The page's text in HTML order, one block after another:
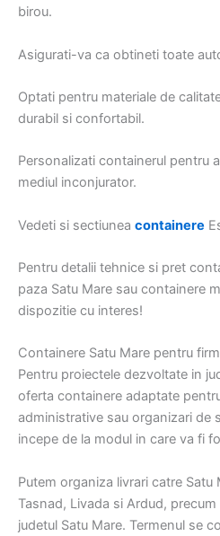
birou.
Asigurati-va ca obtineti toate
Optati pentru materiale de
durabil si confortabil.
Personalizati containerul pentru
mediul inconjurator.
Vedeti si sectiunea containere
Pentru detalii tehnice si pret
paza Satu Mare sau containere
dispozitie cu interes!
Containere Satu Mare pentru
Pentru proiectele dezvoltate in
oferta containere adaptate
administrative sau organizari de
incepe de la modul in care va fi
Putem organiza livrari catre Satu
Tasnad, Livada si Ardud,
judetul Satu Mare. Termenul se